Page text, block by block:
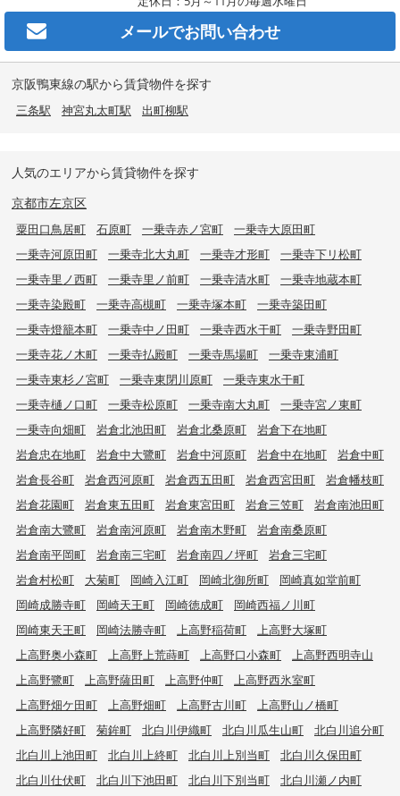
メールでお問い合わせ
京阪鴨東線の駅から賃貸物件を探す
三条駅 神宮丸太町駅 出町柳駅
人気のエリアから賃貸物件を探す
京都市左京区
粟田口鳥居町 石原町 一乗寺赤ノ宮町
一乗寺大原田町
一乗寺河原田町
一乗寺北大丸町 一乗寺才形町
一乗寺下リ松町
一乗寺里ノ西町
一乗寺里ノ前町 一乗寺清水町
一乗寺地蔵本町
一乗寺染殿町
一乗寺高槻町 一乗寺塚本町
一乗寺築田町
一乗寺燈籠本町
一乗寺中ノ田町 一乗寺西水干町
一乗寺野田町
一乗寺花ノ木町
一乗寺払殿町 一乗寺馬場町
一乗寺東浦町
一乗寺東杉ノ宮町
一乗寺東閉川原町
一乗寺東水干町
一乗寺樋ノ口町
一乗寺松原町 一乗寺南大丸町
一乗寺宮ノ東町
一乗寺向畑町
岩倉北池田町 岩倉北桑原町
岩倉下在地町
岩倉忠在地町
岩倉中大鷺町 岩倉中河原町 岩倉中在地町
岩倉中町
岩倉長谷町
岩倉西河原町 岩倉西五田町 岩倉西宮田町
岩倉幡枝町
岩倉花園町
岩倉東五田町 岩倉東宮田町 岩倉三笠町
岩倉南池田町
岩倉南大鷺町
岩倉南河原町 岩倉南木野町
岩倉南桑原町
岩倉南平岡町
岩倉南三宅町 岩倉南四ノ坪町
岩倉三宅町
岩倉村松町
大菊町 岡崎入江町 岡崎北御所町
岡崎真如堂前町
岡崎成勝寺町
岡崎天王町 岡崎徳成町
岡崎西福ノ川町
岡崎東天王町
岡崎法勝寺町 上高野稲荷町
上高野大塚町
上高野奥小森町
上高野上荒蒔町 上高野口小森町
上高野西明寺山
上高野鷺町
上高野薩田町 上高野仲町
上高野西氷室町
上高野畑ケ田町
上高野畑町 上高野古川町
上高野山ノ橋町
上高野隣好町
菊鉾町 北白川伊織町 北白川瓜生山町
北白川追分町
北白川上池田町
北白川上終町 北白川上別当町
北白川久保田町
北白川仕伏町
北白川下池田町 北白川下別当町
北白川瀬ノ内町